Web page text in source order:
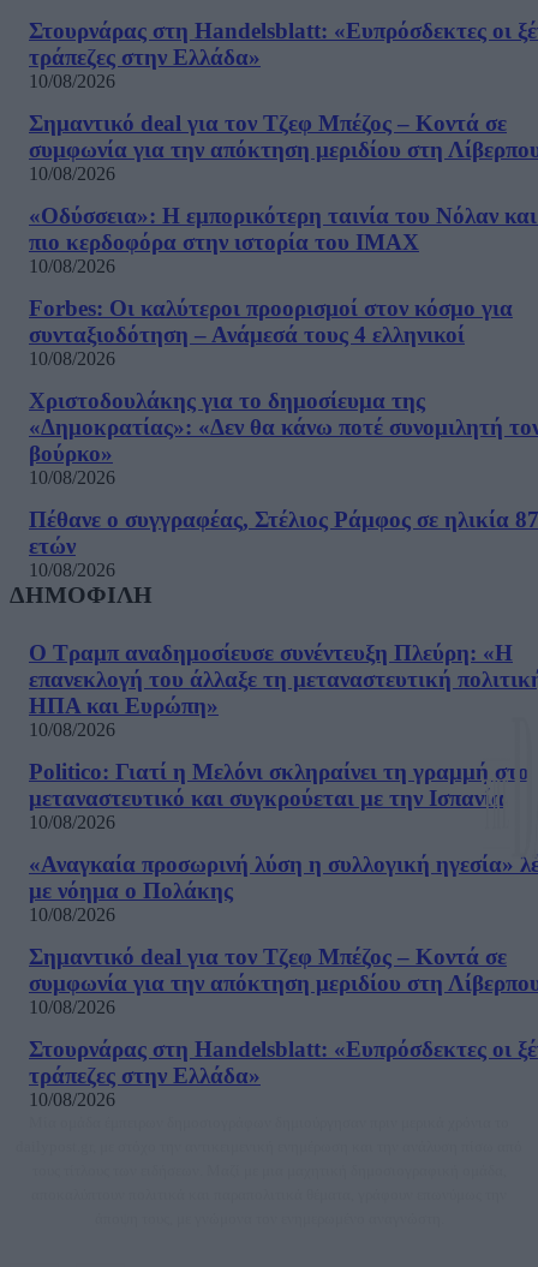
Στουρνάρας στη Handelsblatt: «Ευπρόσδεκτες οι
τράπεζες στην Ελλάδα»
10/08/2026
Σημαντικό deal για τον Τζεφ Μπέζος – Κοντά σε
συμφωνία για την απόκτηση μεριδίου στη
10/08/2026
«Οδύσσεια»: Η εμπορικότερη ταινία του Νόλαν
πιο κερδοφόρα στην ιστορία του IMAX
10/08/2026
Forbes: Οι καλύτεροι προορισμοί στον κόσμο για
συνταξιοδότηση – Ανάμεσά τους 4 ελληνικοί
10/08/2026
Χριστοδουλάκης για το δημοσίευμα της
«Δημοκρατίας»: «Δεν θα κάνω ποτέ συνομιλητή
βούρκο»
10/08/2026
Πέθανε ο συγγραφέας, Στέλιος Ράμφος σε ηλικία 87
ετών
10/08/2026
ΔΗΜΟΦΙΛΗ
Ο Τραμπ αναδημοσίευσε συνέντευξη Πλεύρη: «Η
επανεκλογή του άλλαξε τη μεταναστευτική
ΗΠΑ και Ευρώπη»
10/08/2026
Politico: Γιατί η Μελόνι σκληραίνει τη γραμμή στο
μεταναστευτικό και συγκρούεται με την Ισπανία
10/08/2026
«Αναγκαία προσωρινή λύση η συλλογική ηγεσία»
με νόημα ο Πολάκης
10/08/2026
Σημαντικό deal για τον Τζεφ Μπέζος – Κοντά σε
συμφωνία για την απόκτηση μεριδίου στη
10/08/2026
Στουρνάρας στη Handelsblatt: «Ευπρόσδεκτες οι
τράπεζες στην Ελλάδα»
10/08/2026